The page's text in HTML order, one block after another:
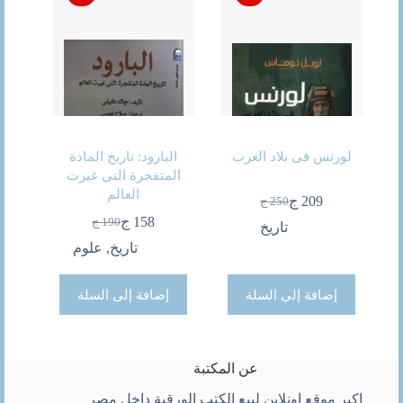
لورنس فى بلاد العرب
250 ج
السعر
الأصلي
209 جالسعر
الحالي
تاريخ
إضافة إلى السلة
البارود: تاريخ المادة
المتفجرة التى غيرت
العالم
190 ج
السعر
الأصلي
158 جالسعر
الحاليتاريخ, علوم
إضافة إلى السلة
عن المكتبة
اكبر موقع اونلاين لبيع الكتب الورقية داخل مصر